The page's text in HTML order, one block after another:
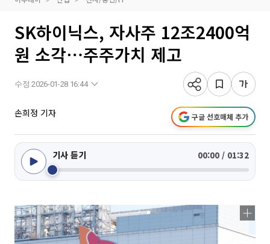
SK하이닉스, 자사주 12조2400억
원 소각⋯주주가치 제고
수정 2026-01-28 16:44
손희정 기자 구글 선호매체 추가
기사 듣기 00:00 / 01:32